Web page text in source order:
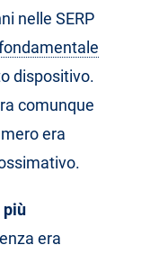
nelle SERP
dispositivo.
comunque
era
più
era